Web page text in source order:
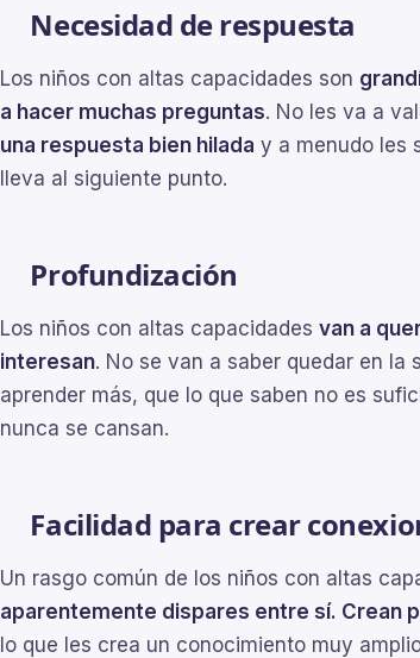
Necesidad de respuesta
Los niños con altas capacidades son
a hacer muchas preguntas. No les va a
una respuesta bien hilada y a menudo les
lleva al siguiente punto.
Profundización
Los niños con altas capacidades van a
interesan. No se van a saber quedar en la
aprender más, que lo que saben no es
nunca se cansan.
Facilidad para crear
Un rasgo común de los niños con altas
aparentemente dispares entre sí. Crean
lo que les crea un conocimiento muy